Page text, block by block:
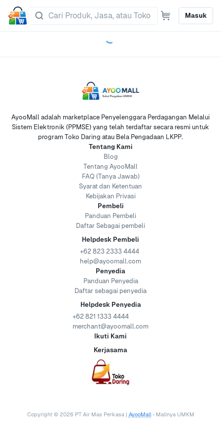
Masuk
AyooMall adalah marketplace Penyelenggara Perdagangan Melalui
Sistem Elektronik (PPMSE) yang telah terdaftar secara resmi untuk
program Toko Daring atau Bela Pengadaan LKPP.
Tentang Kami
Blog
Tentang AyooMall
FAQ (Tanya Jawab)
Syarat dan Ketentuan
Kebijakan Privasi
Pembeli
Panduan Pembeli
Daftar Sebagai pembeli
Helpdesk Pembeli
+62 823 2333 4444
help@ayoomall.com
Penyedia
Panduan Penyedia
Daftar sebagai penyedia
Helpdesk Penyedia
+62 821 1333 4444
merchant@ayoomall.com
Ikuti Kami
Kerjasama
Copyright © 2026 PT Air Mas Perkasa | AyooMall • Mallnya UMKM